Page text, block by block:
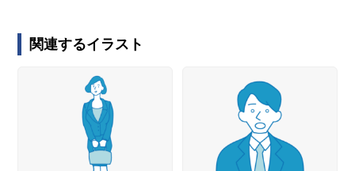
関連するイラスト